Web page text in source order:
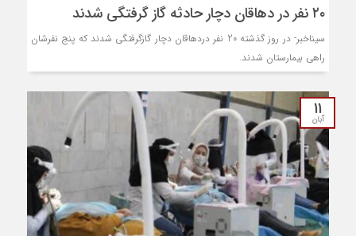
۲۰ نفر در دهاقان دچار حادثه گاز گرفتگی شدند
سیناخبر- در روز گذشته 20 نفر دردهاقان دچار گازگرفتگی شدند که پنج نفرشان
راهی بیمارستان شدند.
11
آبان